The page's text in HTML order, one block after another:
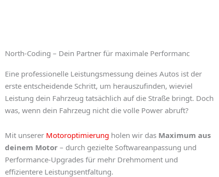
North-Coding – Dein Partner für maximale Performanc
Eine professionelle Leistungsmessung deines Autos ist der
erste entscheidende Schritt, um herauszufinden, wieviel
Leistung dein Fahrzeug tatsächlich auf die Straße bringt. Doch
was, wenn dein Fahrzeug nicht die volle Power abruft?
Mit unserer Motoroptimierung holen wir das Maximum aus
deinem Motor – durch gezielte Softwareanpassung und
Performance-Upgrades für mehr Drehmoment und
effizientere Leistungsentfaltung.